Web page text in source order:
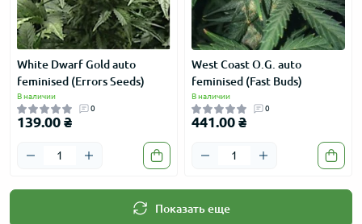
White Dwarf Gold auto
feminised (Errors Seeds)
В наличии
0
139.00 ₴
West Coast O.G. auto
feminised (Fast Buds)
В наличии
0
441.00 ₴
Показать еще